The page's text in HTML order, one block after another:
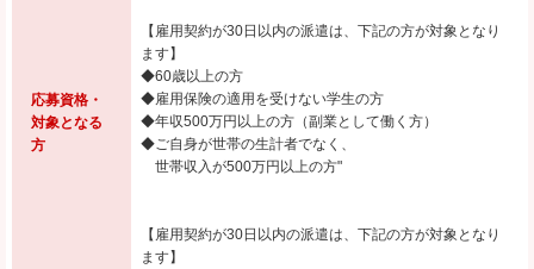
応募資格・
対象となる
方
【雇用契約が30日以内の派遣は、下記の方が対象となり
ます】
◆60歳以上の方
◆雇用保険の適用を受けない学生の方
◆年収500万円以上の方（副業として働く方）
◆ご自身が世帯の生計者でなく、
世帯収入が500万円以上の方"
【雇用契約が30日以内の派遣は、下記の方が対象となり
ます】